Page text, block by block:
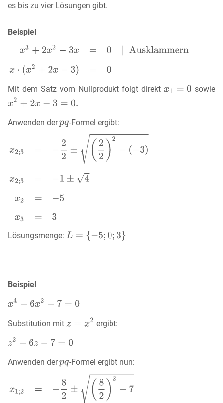
es bis zu vier Lösungen gibt.
Beispiel
Mit dem Satz vom Nullprodukt folgt direkt sowie
Anwenden der -Formel ergibt:
Lösungsmenge:
Beispiel
Substitution mit ergibt:
Anwenden der -Formel ergibt nun: